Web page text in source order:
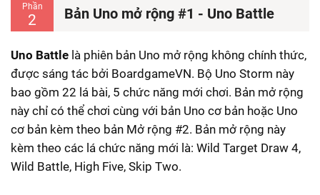
Phần
2 Bản Uno mở rộng #1 - Uno Battle
Uno Battle là phiên bản Uno mở rộng không chính thức,
được sáng tác bởi BoardgameVN. Bộ Uno Storm này
bao gồm 22 lá bài, 5 chức năng mới chơi. Bản mở rộng
này chỉ có thể chơi cùng với bản Uno cơ bản hoặc Uno
cơ bản kèm theo bản Mở rộng #2. Bản mở rộng này
kèm theo các lá chức năng mới là: Wild Target Draw 4,
Wild Battle, High Five, Skip Two.